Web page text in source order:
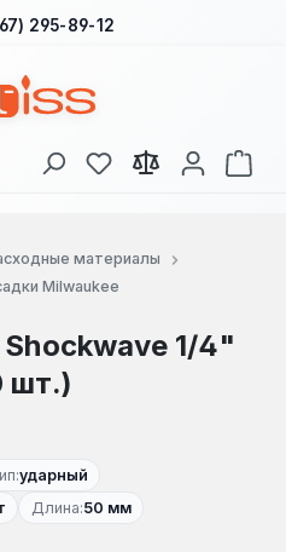
295-89-12
У вас есть товары
В
материалы
Milwaukee
1/4"
шт.)
ударный
Длина:50 мм